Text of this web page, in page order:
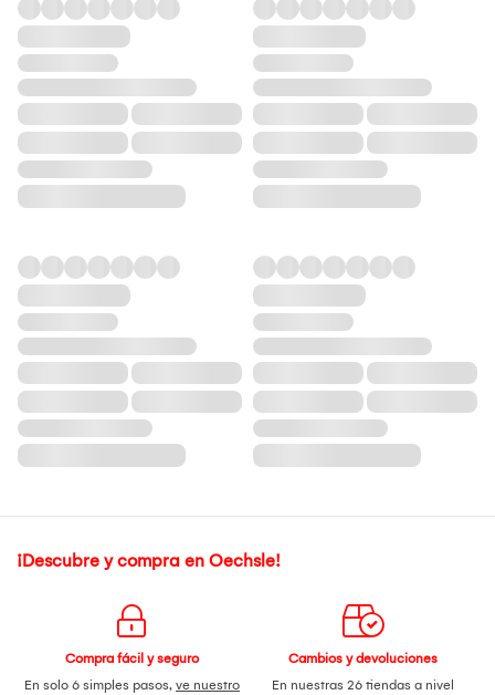
¡Descubre y compra en Oechsle!
Compra fácil y seguro
En solo 6 simples pasos, ve nuestro
Cambios y devoluciones
En nuestras 26 tiendas a nivel